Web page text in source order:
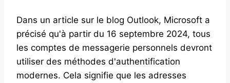
Dans un article sur le blog Outlook, Microsoft a
précisé qu'à partir du 16 septembre 2024, tous
les comptes de messagerie personnels devront
utiliser des méthodes d'authentification
modernes. Cela signifie que les adresses